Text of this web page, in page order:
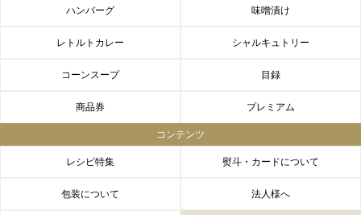
ハンバーグ 味噌漬け
レトルトカレー シャルキュトリー
コーンスープ 目録
商品券 プレミアム
コンテンツ
レシピ特集 熨斗・カードについて
包装について 法人様へ